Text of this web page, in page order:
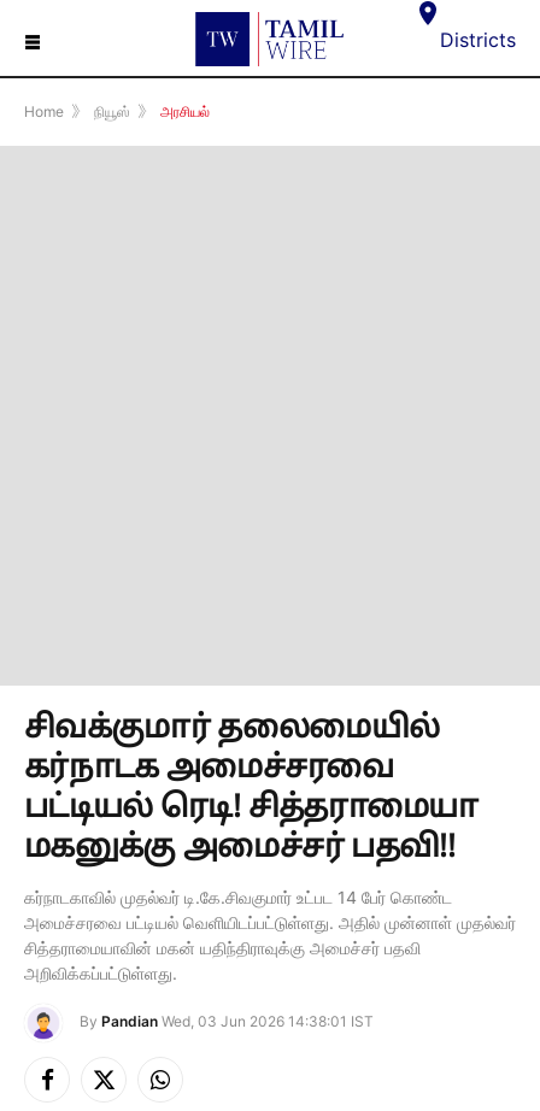
☰ Districts
Home 》 நியூஸ் 》 அரசியல்
சிவக்குமார் தலைமையில்
கர்நாடக அமைச்சரவை
பட்டியல் ரெடி! சித்தராமையா
மகனுக்கு அமைச்சர் பதவி!!
கர்நாடகாவில் முதல்வர் டி.கே.சிவகுமார் உட்பட 14 பேர் கொண்ட
அமைச்சரவை பட்டியல் வெளியிடப்பட்டுள்ளது. அதில் முன்னாள் முதல்வர்
சித்தராமையாவின் மகன் யதிந்திராவுக்கு அமைச்சர் பதவி
அறிவிக்கப்பட்டுள்ளது.
By Pandian Wed, 03 Jun 2026 14:38:01 IST
Facebook
X
Instagram